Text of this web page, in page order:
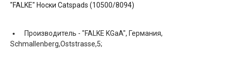
"FALKE" Носки Catspads (10500/8094)
Производитель - "FALKE KGaA", Германия,
Schmallenberg,Oststrasse,5;